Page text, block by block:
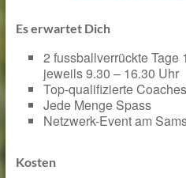
Es erwartet Dich
2 fussballverrückte Tage
jeweils 9.30 – 16.30 Uhr
Top-qualifizierte Coaches
Jede Menge Spass
Netzwerk-Event am
Kosten